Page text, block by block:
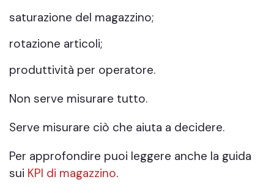
saturazione del magazzino;
rotazione articoli;
produttività per operatore.
Non serve misurare tutto.
Serve misurare ciò che aiuta a decidere.
Per approfondire puoi leggere anche la guida
sui KPI di magazzino.